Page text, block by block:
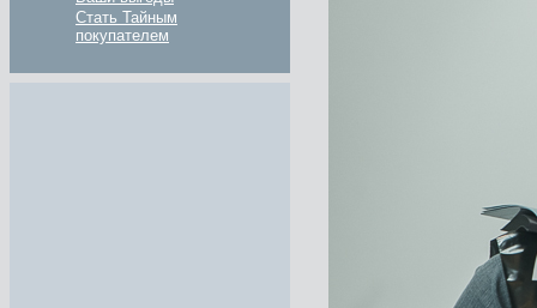
Стать Тайным
покупателем